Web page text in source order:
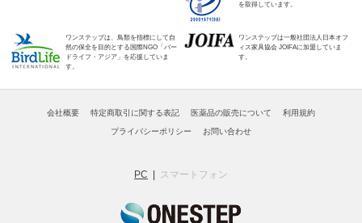
を取得しています。
ワンステップは、鳥類を指標にして自
然の保全を目的とする国際NGO「バー
ドライフ・アジア」を応援していま
す。
ワンステップは一般社団法人日本オフ
ィス家具協会 JOIFAに加盟していま
す。
会社概要 特定商取引に関する表記 医薬品の販売について 利用規約
プライバシーポリシー お問い合わせ
PC スマートフォン